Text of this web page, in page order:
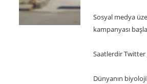
Sosyal medya
kampanyası
Saatlerdir
Dünyanın